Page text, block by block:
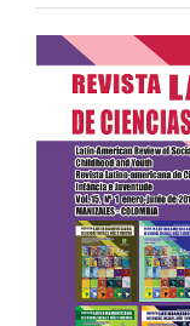
Barra
lateral
del
artículo